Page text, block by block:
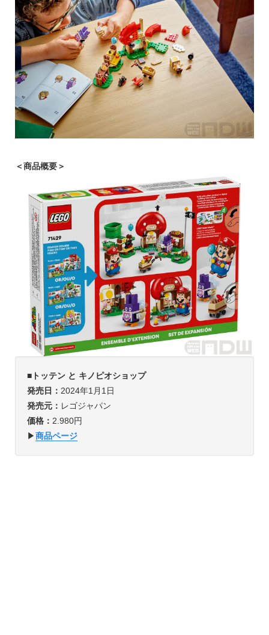
＜商品概要＞
■トッテン と キノピオショップ
発売日： 2024年1月1日
発売元： レゴジャパン
価格： 2.980円
▶︎商品ページ